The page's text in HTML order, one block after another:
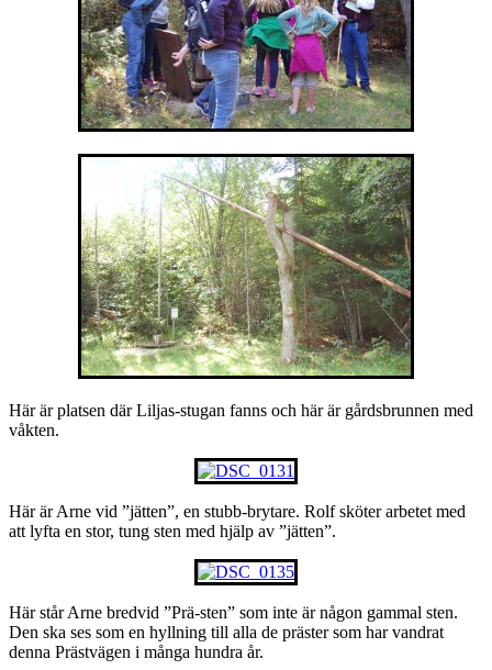
Här är platsen där Liljas-stugan fanns och här är gårdsbrunnen med
våkten.
Här är Arne vid ”jätten”, en stubb-brytare. Rolf sköter arbetet med
att lyfta en stor, tung sten med hjälp av ”jätten”.
Här står Arne bredvid ”Prä-sten” som inte är någon gammal sten.
Den ska ses som en hyllning till alla de präster som har vandrat
denna Prästvägen i många hundra år.